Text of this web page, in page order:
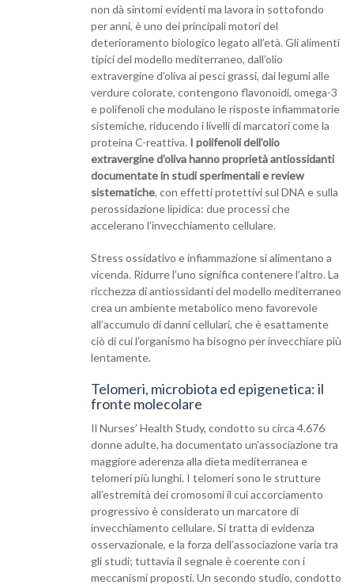
non dà sintomi evidenti ma lavora in sottofondo
per anni, è uno dei principali motori del
deterioramento biologico legato all’età. Gli alimenti
tipici del modello mediterraneo, dall’olio
extravergine d’oliva ai pesci grassi, dai legumi alle
verdure colorate, contengono flavonoidi, omega-3
e polifenoli che modulano le risposte infiammatorie
sistemiche, riducendo i livelli di marcatori come la
proteina C-reattiva. I polifenoli dell’olio
extravergine d’oliva hanno proprietà antiossidanti
documentate in studi sperimentali e review
sistematiche, con effetti protettivi sul DNA e sulla
perossidazione lipidica: due processi che
accelerano l’invecchiamento cellulare.
Stress ossidativo e infiammazione si alimentano a
vicenda. Ridurre l’uno significa contenere l’altro. La
ricchezza di antiossidanti del modello mediterraneo
crea un ambiente metabolico meno favorevole
all’accumulo di danni cellulari, che è esattamente
ciò di cui l’organismo ha bisogno per invecchiare più
lentamente.
Telomeri, microbiota ed epigenetica: il
fronte molecolare
Il Nurses’ Health Study, condotto su circa 4.676
donne adulte, ha documentato un’associazione tra
maggiore aderenza alla dieta mediterranea e
telomeri più lunghi. I telomeri sono le strutture
all’estremità dei cromosomi il cui accorciamento
progressivo è considerato un marcatore di
invecchiamento cellulare. Si tratta di evidenza
osservazionale, e la forza dell’associazione varia tra
gli studi; tuttavia il segnale è coerente con i
meccanismi proposti. Un secondo studio, condotto